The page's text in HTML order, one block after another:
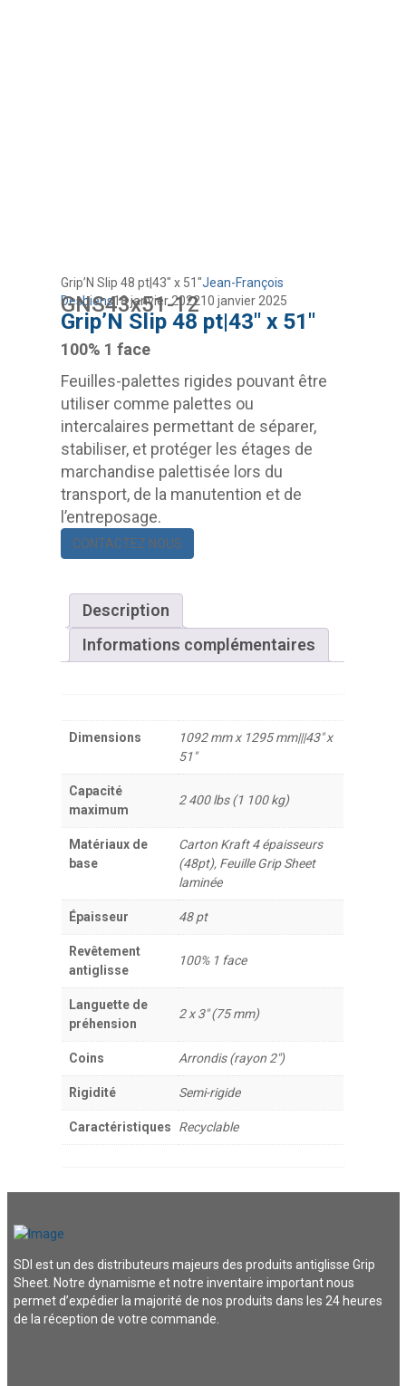
Grip’N Slip 48 pt|43″ x 51″Jean-François
Desbiens18 janvier 202210 janvier 2025
Grip’N Slip 48 pt|43″ x 51″
GNS43x51-12
100% 1 face
Feuilles-palettes rigides pouvant être
utiliser comme palettes ou
intercalaires permettant de séparer,
stabiliser, et protéger les étages de
marchandise palettisée lors du
transport, de la manutention et de
l’entreposage.
CONTACTEZ NOUS
Description
Informations complémentaires
Dimensions
1092 mm x 1295 mm|||43" x
51"
Capacité
maximum
2 400 lbs (1 100 kg)
Matériaux de
base
Carton Kraft 4 épaisseurs
(48pt), Feuille Grip Sheet
laminée
Épaisseur 48 pt
Revêtement
antiglisse
100% 1 face
Languette de
préhension
2 x 3" (75 mm)
Coins Arrondis (rayon 2")
Rigidité Semi-rigide
Caractéristiques Recyclable
SDI est un des distributeurs majeurs des produits antiglisse Grip
Sheet. Notre dynamisme et notre inventaire important nous
permet d’expédier la majorité de nos produits dans les 24 heures
de la réception de votre commande.